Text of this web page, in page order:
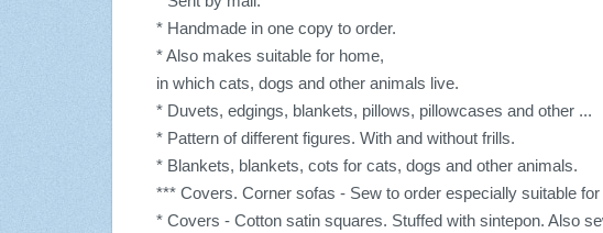
* Handmade in one copy to order.
* Also makes suitable for home,
in which cats, dogs and other animals live.
* Duvets, edgings, blankets, pillows, pillowcases and other ...
* Pattern of different figures. With and without frills.
* Blankets, blankets, cots for cats, dogs and other animals.
*** Covers. Corner sofas - Sew to order especially suitable
* Covers - Cotton satin squares. Stuffed with sintepon. Also